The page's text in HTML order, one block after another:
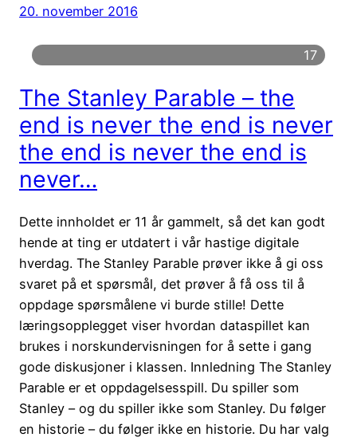
20. november 2016
17
The Stanley Parable – the
end is never the end is never
the end is never the end is
never…
Dette innholdet er 11 år gammelt, så det kan godt
hende at ting er utdatert i vår hastige digitale
hverdag. The Stanley Parable prøver ikke å gi oss
svaret på et spørsmål, det prøver å få oss til å
oppdage spørsmålene vi burde stille! Dette
læringsopplegget viser hvordan dataspillet kan
brukes i norskundervisningen for å sette i gang
gode diskusjoner i klassen. Innledning The Stanley
Parable er et oppdagelsesspill. Du spiller som
Stanley – og du spiller ikke som Stanley. Du følger
en historie – du følger ikke en historie. Du har valg